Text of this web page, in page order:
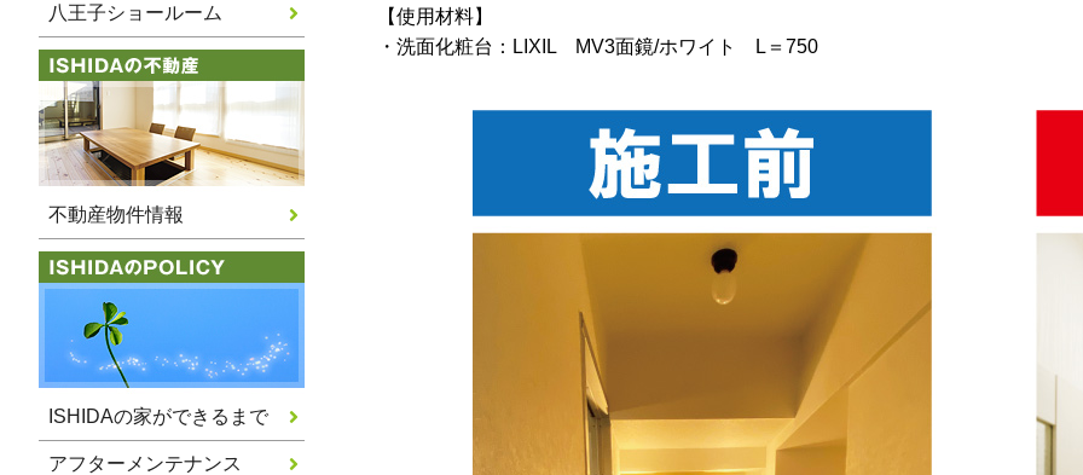
八王子ショールーム
不動産物件情報
ISHIDAの家ができるまで
アフターメンテナンス
【使用材料】
・洗面化粧台：LIXIL MV3面鏡/ホワイト L＝750